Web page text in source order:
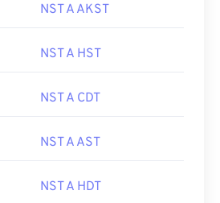
NST A AKST
NST A HST
NST A CDT
NST A AST
NST A HDT